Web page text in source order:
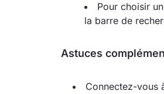
Pour choisir
la barre de
Astuces
Connectez-vous